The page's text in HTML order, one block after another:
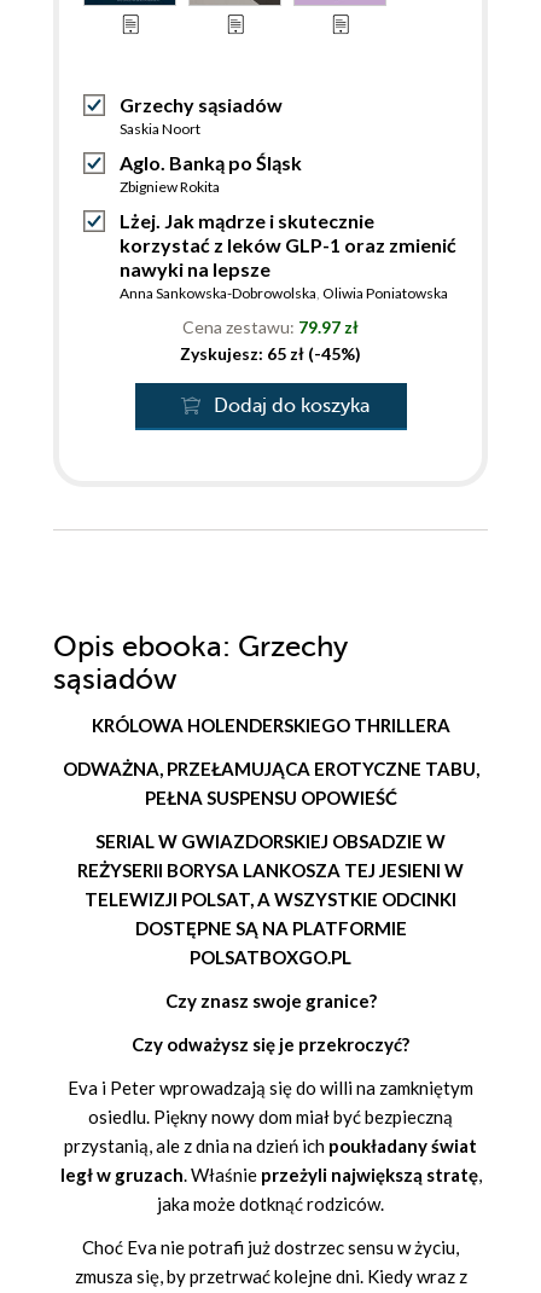
Grzechy sąsiadów
Saskia Noort
Aglo. Banką po Śląsk
Zbigniew Rokita
Lżej. Jak mądrze i skutecznie
korzystać z leków GLP-1 oraz zmienić
nawyki na lepsze
Anna Sankowska-Dobrowolska, Oliwia Poniatowska
Cena zestawu: 79.97 zł
Zyskujesz: 65 zł (-45%)
Dodaj do koszyka
Opis ebooka: Grzechy
sąsiadów
KRÓLOWA HOLENDERSKIEGO THRILLERA
ODWAŻNA, PRZEŁAMUJĄCA EROTYCZNE TABU,
PEŁNA SUSPENSU OPOWIEŚĆ
SERIAL W GWIAZDORSKIEJ OBSADZIE W
REŻYSERII BORYSA LANKOSZA TEJ JESIENI W
TELEWIZJI POLSAT, A WSZYSTKIE ODCINKI
DOSTĘPNE SĄ NA PLATFORMIE
POLSATBOXGO.PL
Czy znasz swoje granice?
Czy odważysz się je przekroczyć?
Eva i Peter wprowadzają się do willi na zamkniętym
osiedlu. Piękny nowy dom miał być bezpieczną
przystanią, ale z dnia na dzień ich poukładany świat
legł w gruzach. Właśnie przeżyli największą stratę,
jaka może dotknąć rodziców.
Choć Eva nie potrafi już dostrzec sensu w życiu,
zmusza się, by przetrwać kolejne dni. Kiedy wraz z